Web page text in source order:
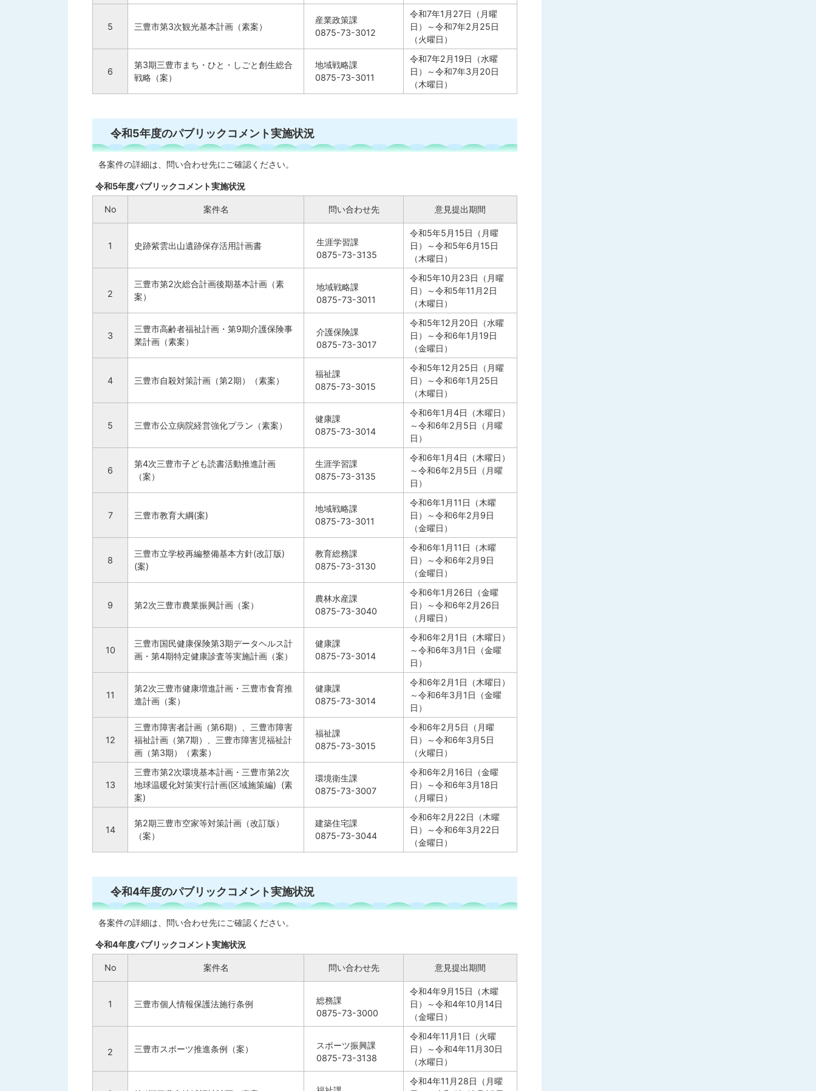
5 三豊市第3次観光基本計画（素案）
産業政策課
0875-73-3012
令和7年1月27日（月曜
日）～令和7年2月25日
（火曜日）
6
第3期三豊市まち・ひと・しごと創生総合
戦略（案）
地域戦略課
0875-73-3011
令和7年2月19日（水曜
日）～令和7年3月20日
（木曜日）
令和5年度のパブリックコメント実施状況
各案件の詳細は、問い合わせ先にご確認ください。
令和5年度パブリックコメント実施状況
No 案件名 問い合わせ先 意見提出期間
1 史跡紫雲出山遺跡保存活用計画書
生涯学習課
0875-73-3135
令和5年5月15日（月曜
日）～令和5年6月15日
（木曜日）
2
三豊市第2次総合計画後期基本計画（素
案）
地域戦略課
0875-73-3011
令和5年10月23日（月曜
日）～令和5年11月2日
（木曜日）
3
三豊市高齢者福祉計画・第9期介護保険事
業計画（素案）
介護保険課
0875-73-3017
令和5年12月20日（水曜
日）～令和6年1月19日
（金曜日）
4 三豊市自殺対策計画（第2期）（素案）
福祉課
0875-73-3015
令和5年12月25日（月曜
日）～令和6年1月25日
（木曜日）
5 三豊市公立病院経営強化プラン（素案）
健康課
0875-73-3014
令和6年1月4日（木曜日）
～令和6年2月5日（月曜
日）
6
第4次三豊市子ども読書活動推進計画
（案）
生涯学習課
0875-73-3135
令和6年1月4日（木曜日）
～令和6年2月5日（月曜
日）
7 三豊市教育大綱(案)
地域戦略課
0875-73-3011
令和6年1月11日（木曜
日）～令和6年2月9日
（金曜日）
8
三豊市立学校再編整備基本方針(改訂版)
(案)
教育総務課
0875-73-3130
令和6年1月11日（木曜
日）～令和6年2月9日
（金曜日）
9 第2次三豊市農業振興計画（案）
農林水産課
0875-73-3040
令和6年1月26日（金曜
日）～令和6年2月26日
（月曜日）
10
三豊市国民健康保険第3期データヘルス計
画・第4期特定健康診査等実施計画（案）
健康課
0875-73-3014
令和6年2月1日（木曜日）
～令和6年3月1日（金曜
日）
11
第2次三豊市健康増進計画・三豊市食育推
進計画（案）
健康課
0875-73-3014
令和6年2月1日（木曜日）
～令和6年3月1日（金曜
日）
12
三豊市障害者計画（第6期）、三豊市障害
福祉計画（第7期）、三豊市障害児福祉計
画（第3期）（素案）
福祉課
0875-73-3015
令和6年2月5日（月曜
日）～令和6年3月5日
（火曜日）
13
三豊市第2次環境基本計画・三豊市第2次
地球温暖化対策実行計画(区域施策編) (素
案)
環境衛生課
0875-73-3007
令和6年2月16日（金曜
日）～令和6年3月18日
（月曜日）
14
第2期三豊市空家等対策計画（改訂版）
（案）
建築住宅課
0875-73-3044
令和6年2月22日（木曜
日）～令和6年3月22日
（金曜日）
令和4年度のパブリックコメント実施状況
各案件の詳細は、問い合わせ先にご確認ください。
令和4年度パブリックコメント実施状況
No 案件名 問い合わせ先 意見提出期間
1 三豊市個人情報保護法施行条例
総務課
0875-73-3000
令和4年9月15日（木曜
日）～令和4年10月14日
（金曜日）
2 三豊市スポーツ推進条例（案）
スポーツ振興課
0875-73-3138
令和4年11月1日（火曜
日）～令和4年11月30日
（水曜日）
令和4年11月28日（月曜